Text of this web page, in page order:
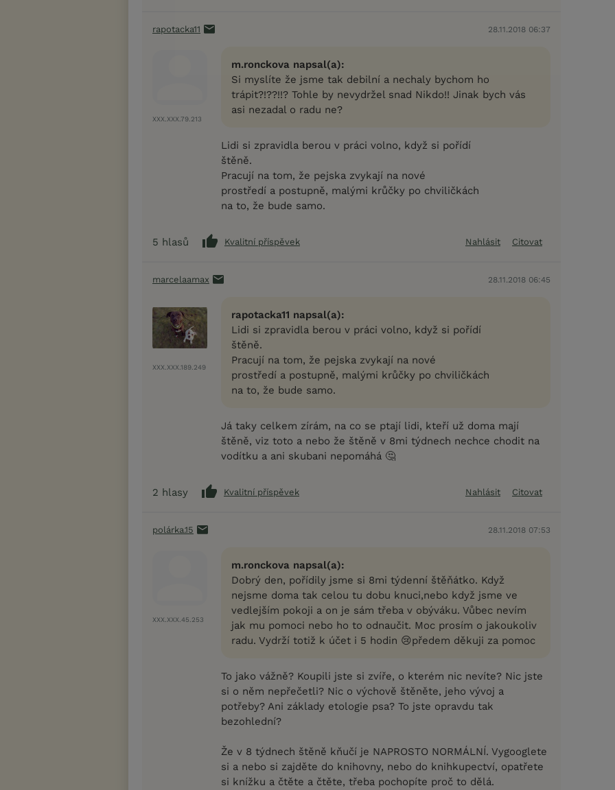
rapotacka11 28.11.2018 06:37
XXX.XXX.79.213
m.ronckova napsal(a):
Si myslíte že jsme tak debilní a nechaly bychom ho
trápit?!??!!? Tohle by nevydržel snad Nikdo!! Jinak bych vás
asi nezadal o radu ne?
Lidi si zpravidla berou v práci volno, když si pořídí
štěně.
Pracují na tom, že pejska zvykají na nové
prostředí a postupně, malými krůčky po chviličkách
na to, že bude samo.
5 hlasů Kvalitní příspěvek Nahlásit Citovat
marcelaamax 28.11.2018 06:45
XXX.XXX.189.249
rapotacka11 napsal(a):
Lidi si zpravidla berou v práci volno, když si pořídí
štěně.
Pracují na tom, že pejska zvykají na nové
prostředí a postupně, malými krůčky po chviličkách
na to, že bude samo.
Já taky celkem zírám, na co se ptají lidi, kteří už doma mají
štěně, viz toto a nebo že štěně v 8mi týdnech nechce chodit na
vodítku a ani skubani nepomáhá 🤔
2 hlasy Kvalitní příspěvek Nahlásit Citovat
polárka.15 28.11.2018 07:53
XXX.XXX.45.253
m.ronckova napsal(a):
Dobrý den, pořídily jsme si 8mi týdenní štěňátko. Když
nejsme doma tak celou tu dobu knuci,nebo když jsme ve
vedlejším pokoji a on je sám třeba v obýváku. Vůbec nevím
jak mu pomoci nebo ho to odnaučit. Moc prosím o jakoukoliv
radu. Vydrží totiž k účet i 5 hodin 😢předem děkuji za pomoc
To jako vážně? Koupili jste si zvíře, o kterém nic nevíte? Nic jste
si o něm nepřečetli? Nic o výchově štěněte, jeho vývoj a
potřeby? Ani základy etologie psa? To jste opravdu tak
bezohlední?
Že v 8 týdnech štěně kňučí je NAPROSTO NORMÁLNÍ. Vygooglete
si a nebo si zajděte do knihovny, nebo do knihkupectví, opatřete
si knížku a čtěte a čtěte, třeba pochopíte proč to dělá.